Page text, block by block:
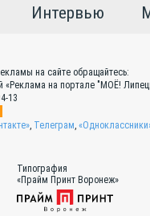
Интервью
на сайте обращайтесь:
«Реклама на портале "МОЁ!
13
, Телеграм,
Типография
«Прайм Принт Воронеж»